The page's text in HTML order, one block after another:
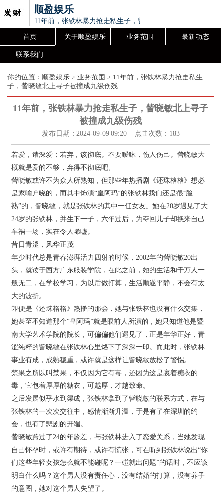
顺盈娱乐
11年前，张铁林暴力抢走私生子，訾晓敏北上寻子被撞成九
首页 关于顺盈娱乐 业务范围 最新动态
联系我们
你的位置： 顺盈娱乐 > 业务范围 > 11年前，张铁林暴力抢走私生
子，訾晓敏北上寻子被撞成九级伤残
11年前，张铁林暴力抢走私生子，訾晓敏北上寻子
被撞成九级伤残
发布日期：2024-09-09 09:20 点击次数：183
若爱，请深爱；若弃，该彻底。不要暧昧，伤人伤己。訾晓敏大
概就是爱的不够，弃得不彻底吧。
訾晓敏或许不为众人所熟知，但那些年热播剧《还珠格格》想必
是家喻户晓的，而其中饰演“皇阿玛”的张铁林我们还是很“脸
熟”的，訾晓敏，就是张铁林的其中一任女友。她在20岁遇见了大
24岁的张铁林，并生下一子，六年过后，为夺回儿子却换来自己
车祸一场，实在令人唏嘘。
昔日青涩，风华正茂
年少时代总是青春澎湃活力四射的时候，2002年的訾晓敏20出
头，就读于西方广东服装学院，在此之前，她的生活和千万人一
般无二，在学校学习，为以后做打算，生活顺遂平静，不会有太
大的波折。
即便是《还珠格格》热播的那会，她与张铁林也没有什么交集，
她甚至不知道那个“皇阿玛”就是眼前人所演的，她只知道他是暨
南大学艺术学院的院长，可偏偏他们遇见了，正是年华正好，青
涩纯粹的訾晓敏在张铁林心里烙下了深深一印。而此时，张铁林
事业有成，成熟稳重，或许就是这样让訾晓敏放松了警惕。
禁果之所以叫禁果，不仅因为它有毒，还因为这是裹着糖衣的
毒，它包着厚厚的糖衣，可越厚，才越致命。
之后发展似乎水到渠成，张铁林拿到了訾晓敏的联系方式，在与
张铁林的一次次交往中，感情渐渐升温，于是有了在深圳的约
会，也有了悲剧的开端。
訾晓敏跨过了24的年龄差，与张铁林进入了恋爱关系，当她发现
自己怀孕时，或许有期待，或许有慌张，可在听到张铁林说出“你
们这些年轻女孩怎么就不能碰呢？一碰就出问题”的话时，不应该
明白什么吗？这个男人没有责任心，没有结婚的打算，没有养子
的意图，她对这个男人失望了。